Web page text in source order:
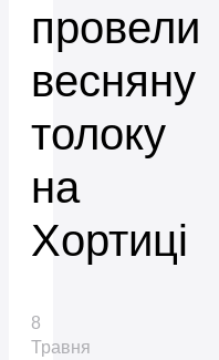
провели
весняну
толоку
на
Хортиці
8
Травня